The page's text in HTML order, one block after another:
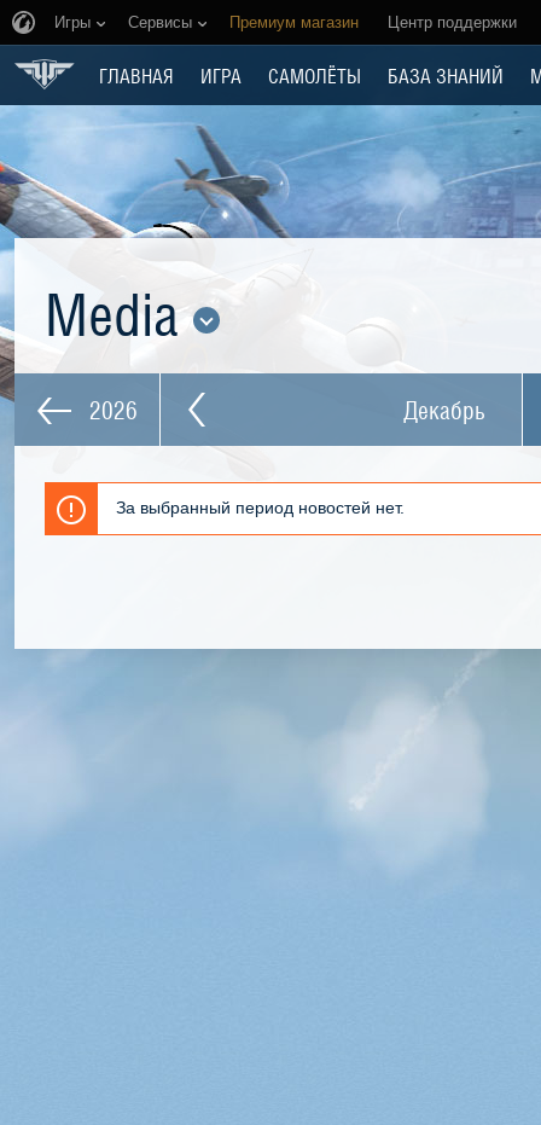
Игры Сервисы Премиум магазин Центр поддержки
ГЛАВНАЯ ИГРА САМОЛЁТЫ БАЗА ЗНАНИЙ
Media
2026 Декабрь
За выбранный период новостей нет.